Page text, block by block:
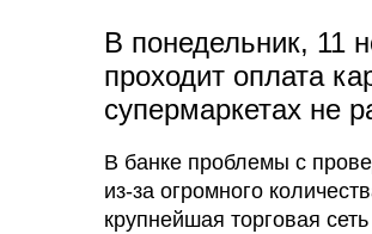
В понедельник, 11
проходит оплата
супермаркетах не
В банке проблемы с
из-за огромного
крупнейшая торговая